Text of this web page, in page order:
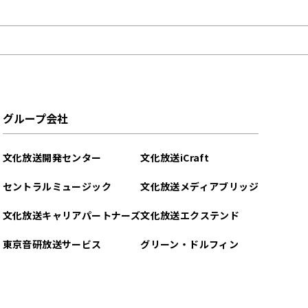
グループ会社
文化放送開発センター
セントラルミュージック
文化放送キャリアパートナーズ
東京音研放送サービス
文化放送iCraft
文化放送メディアブリッジ
文化放送エクステンド
グリーン・ドルフィン